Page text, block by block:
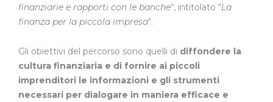
finanziarie e rapporti con le banche“, intitolato “La
finanza per la piccola impresa“.
Gli obiettivi del percorso sono quelli di diffondere la
cultura finanziaria e di fornire ai piccoli
imprenditori le informazioni e gli strumenti
necessari per dialogare in maniera efficace e